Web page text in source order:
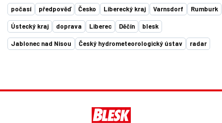
počasí předpověď Česko Liberecký kraj Varnsdorf Rumburk
Ústecký kraj doprava Liberec Děčín blesk
Jablonec nad Nisou Český hydrometeorologický ústav radar